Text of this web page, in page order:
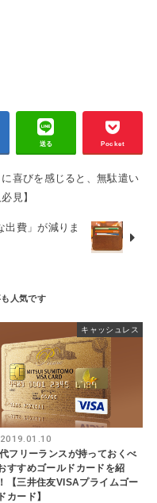
送る Pocket
喜びを感じると、無駄遣い
見】
出費」が減りま
キャッシュレス
2019.01.10
フリーランスが持っておくべ
すすめゴールドカードを紹
【三井住友VISAプライムゴー
カード】